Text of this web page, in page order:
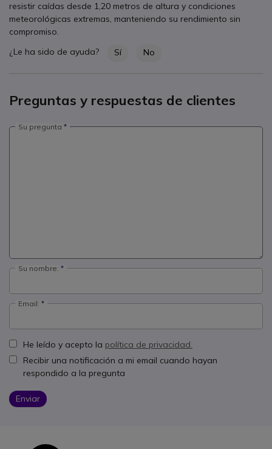
resistir caídas desde 1,20 metros de altura y condiciones
meteorológicas extremas, manteniendo su rendimiento sin
compromiso.
¿Le ha sido de ayuda?
Sí No
Preguntas y respuestas de clientes
Su pregunta
Su nombre:
Email:
He leído y acepto la política de privacidad.
Recibir una notificación a mi email cuando hayan
respondido a la pregunta
Enviar